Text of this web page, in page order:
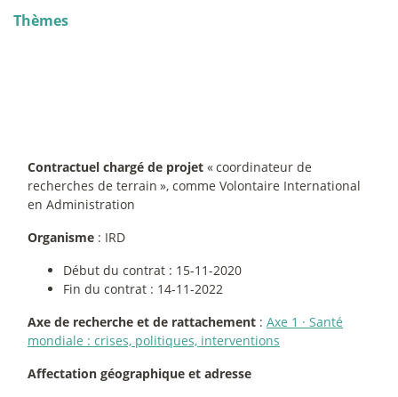
Thèmes
Contractuel chargé de projet «coordinateur de
recherches de terrain », comme Volontaire International
en Administration
Organisme : IRD
Début du contrat : 15-11-2020
Fin du contrat : 14-11-2022
Axe de recherche et de rattachement : Axe 1 · Santé
mondiale : crises, politiques, interventions
Affectation géographique et adresse